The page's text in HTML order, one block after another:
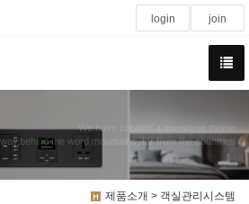
login join
We have created a awesome theme
the word mountains, far from the countries
제품소개 > 객실관리시스템